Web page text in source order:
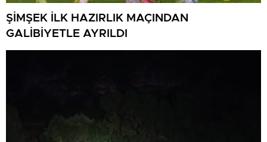
ŞİMŞEK İLK HAZIRLIK MAÇINDAN
GALİBİYETLE AYRILDI